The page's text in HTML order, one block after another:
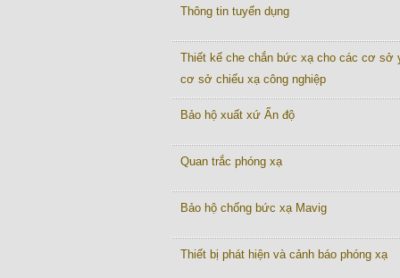
Thông tin tuyển dụng
Thiết kế che chắn bức xạ cho các cơ sở
cơ sở chiếu xạ công nghiệp
Bảo hộ xuất xứ Ấn độ
Quan trắc phóng xạ
Bảo hộ chống bức xạ Mavig
Thiết bị phát hiện và cảnh báo phóng xạ